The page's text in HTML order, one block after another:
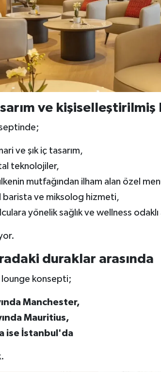
ve kişiselleştirilmiş
ve şık iç tasarım,
teknolojiler,
mutfağından ilham alan özel
barista ve miksolog hizmeti,
yönelik sağlık ve wellness odaklı
duraklar arasında
lounge konsepti;
Manchester,
Mauritius,
ise İstanbul'da